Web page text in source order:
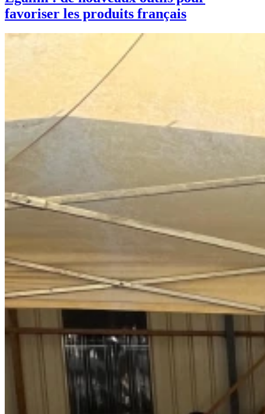
favoriser les produits français